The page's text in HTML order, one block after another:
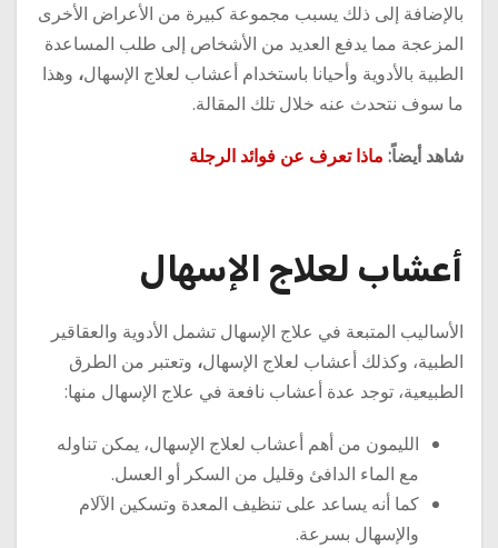
بالإضافة إلى ذلك يسبب مجموعة كبيرة من الأعراض الأخرى
المزعجة مما يدفع العديد من الأشخاص إلى طلب المساعدة
الطبية بالأدوية وأحيانا باستخدام أعشاب لعلاج الإسهال، وهذا
ما سوف نتحدث عنه خلال تلك المقالة.
شاهد أيضاً: ماذا تعرف عن فوائد الرجلة
أعشاب لعلاج الإسهال
الأساليب المتبعة في علاج الإسهال تشمل الأدوية والعقاقير
الطبية، وكذلك أعشاب لعلاج الإسهال، وتعتبر من الطرق
الطبيعية، توجد عدة أعشاب نافعة في علاج الإسهال منها:
الليمون من أهم أعشاب لعلاج الإسهال، يمكن تناوله
مع الماء الدافئ وقليل من السكر أو العسل.
كما أنه يساعد على تنظيف المعدة وتسكين الآلام
والإسهال بسرعة.